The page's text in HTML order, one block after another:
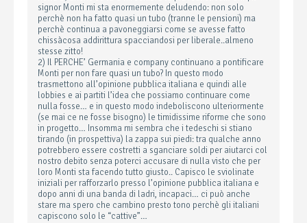
signor Monti mi sta enormemente deludendo: non solo
perchè non ha fatto quasi un tubo (tranne le pensioni) ma
perchè continua a pavoneggiarsi come se avesse fatto
chissàcosa addirittura spacciandosi per liberale..almeno
stesse zitto!
2) Il PERCHE’ Germania e company continuano a pontificare
Monti per non fare quasi un tubo? In questo modo
trasmettono all’opinione pubblica italiana e quindi alle
lobbies e ai partiti l’idea che possiamo continuare come
nulla fosse… e in questo modo indeboliscono ulteriormente
(se mai ce ne fosse bisogno) le timidissime riforme che sono
in progetto… Insomma mi sembra che i tedeschi si stiano
tirando (in prospettiva) la zappa sui piedi: tra qualche anno
potrebbero essere costretti a sganciare soldi per aiutarci col
nostro debito senza poterci accusare di nulla visto che per
loro Monti sta facendo tutto giusto.. Capisco le sviolinate
iniziali per rafforzarlo presso l’opinione pubblica italiana e
dopo anni di una banda di ladri, incapaci… ci può anche
stare ma spero che cambino presto tono perchè gli italiani
capiscono solo le “cattive”…